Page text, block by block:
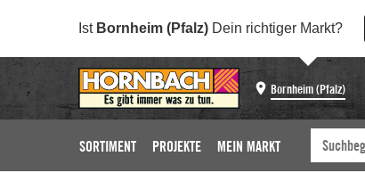
Ist Bornheim (Pfalz) Dein richtiger Markt?
Bornheim (Pfalz)
SORTIMENT PROJEKTE MEIN MARKT